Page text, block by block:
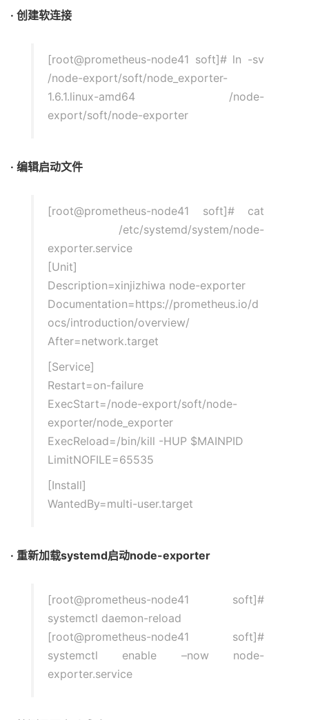
· 创建软连接
[root@prometheus-node41 soft]# ln -sv
/node-export/soft/node_exporter-
1.6.1.linux-amd64 /node-
export/soft/node-exporter
· 编辑启动文件
[root@prometheus-node41 soft]# cat
/etc/systemd/system/node-
exporter.service
[Unit]
Description=xinjizhiwa node-exporter
Documentation=https://prometheus.io/d
ocs/introduction/overview/
After=network.target
[Service]
Restart=on-failure
ExecStart=/node-export/soft/node-
exporter/node_exporter
ExecReload=/bin/kill -HUP $MAINPID
LimitNOFILE=65535
[Install]
WantedBy=multi-user.target
· 重新加载systemd启动node-exporter
[root@prometheus-node41 soft]#
systemctl daemon-reload
[root@prometheus-node41 soft]#
systemctl enable –now node-
exporter.service